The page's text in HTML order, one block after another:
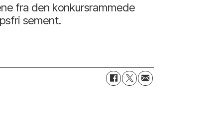
fra den konkursrammede
sement.